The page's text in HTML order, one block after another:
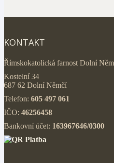
KONTAKT
Římskokatolická farnost Dolní
Kostelní 34
687 62 Dolní Němčí
Telefon: 605 497 061
IČO: 46256458
Bankovní účet: 163967646/0300